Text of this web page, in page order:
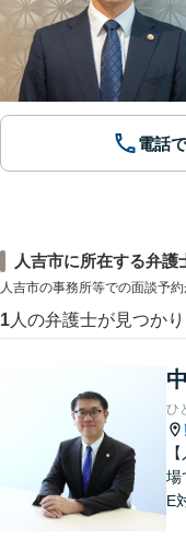
電話
人吉市に所在する弁護
人吉市の事務所等での面談予約
1 人の弁護士が見つか
ひ
場
E